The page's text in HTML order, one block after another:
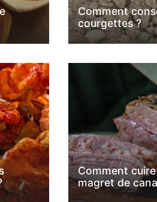
des courgettes ?
Comment
courgettes ?
Comment
magret de